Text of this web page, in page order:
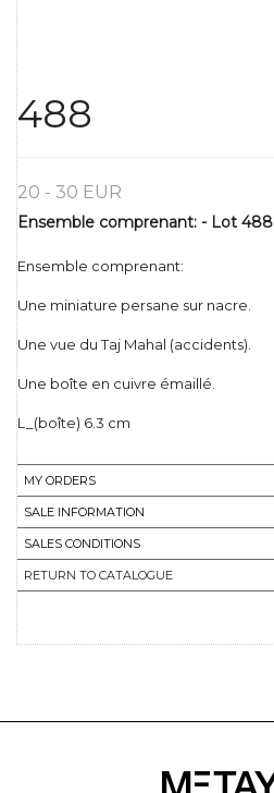
488
20 - 30 EUR
Ensemble comprenant: - Lot 488
Ensemble comprenant:
Une miniature persane sur nacre.
Une vue du Taj Mahal (accidents).
Une boîte en cuivre émaillé.
L_(boîte) 6.3 cm
MY ORDERS
SALE INFORMATION
SALES CONDITIONS
RETURN TO CATALOGUE